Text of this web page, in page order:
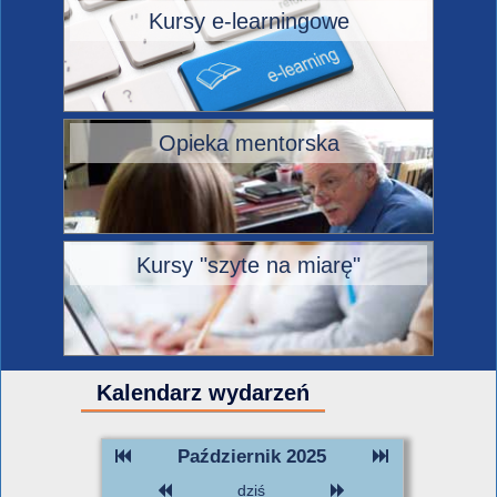
Kursy e-learningowe
Opieka mentorska
Kursy "szyte na miarę"
Kalendarz wydarzeń
Październik 2025
dziś